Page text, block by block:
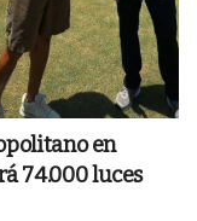
en
74.000 luces